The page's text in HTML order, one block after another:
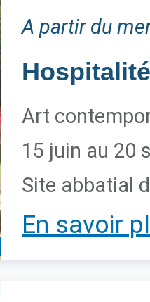
A partir du
Art
15 juin au 20
Site abbatial
En savoir